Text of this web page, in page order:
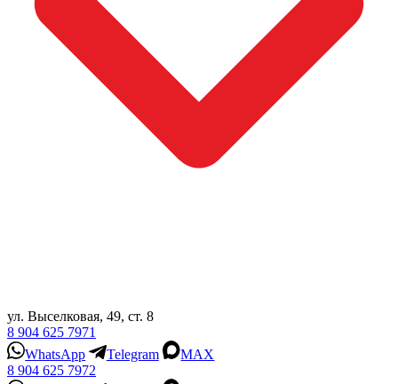
ул. Выселковая, 49, ст. 8
8 904 625 7971
WhatsApp
Telegram
MAX
8 904 625 7972